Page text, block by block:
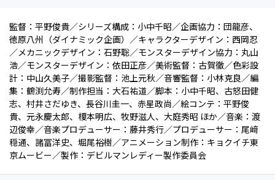
監督：平野俊貴／シリーズ構成：小中千昭／企画協力：団龍彦、
徳原八州（ダイナミック企画）／キャラクターデザイン：西岡忍
／メカニックデザイン：石野聡／モンスターデザイン協力：丸山
浩／モンスターデザイン：依田正彦／美術監督：古賀徹／色彩設
計：中山久美子／撮影監督：池上元秋／音響監督：小林克良／編
集：鶴渕允寿／制作担当：大石祐道／脚本：小中千昭、古怒田健
志、村井さだゆき、長谷川圭一、赤星政尚／絵コンテ：平野俊
貴、元永慶太郎、榎本明広、牧野滋人、大庭秀昭 ほか／音楽：渡
辺俊幸／音楽プロデューサー：藤井秀行／プロデューサー：尾﨑
穏通、諸冨洋史、堀尾裕樹／アニメーション制作：キョクイチ東
京ムービー／製作：デビルマンレディー製作委員会